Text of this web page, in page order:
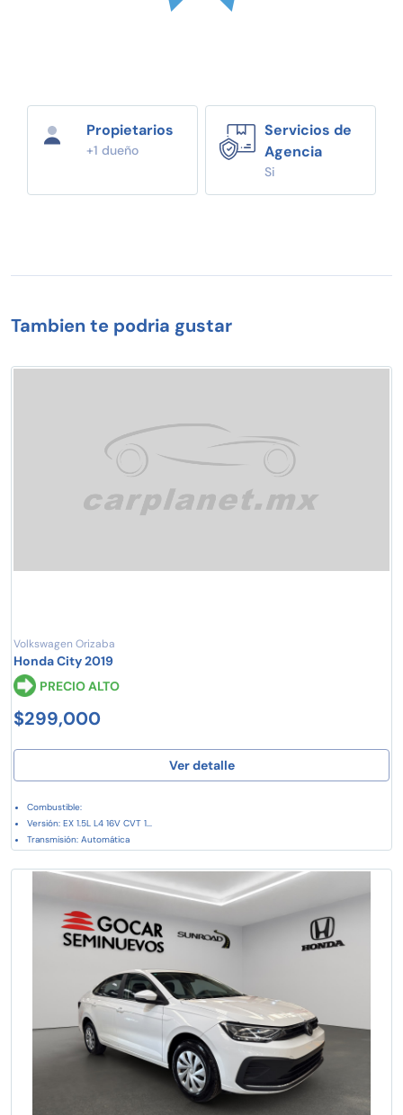
Propietarios
+1 dueño
Servicios de
Agencia
Si
Tambien te podria gustar
Volkswagen Orizaba
Honda City 2019
PRECIO ALTO
$299,000
Ver detalle
Combustible:
Versión: EX 1.5L L4 16V CVT 1...
Transmisión: Automática